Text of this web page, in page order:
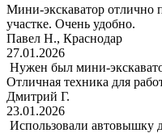
Мини-экскаватор отлично
участке. Очень удобно.
Павел Н., Краснодар
27.01.2026
Нужен был мини-
Отличная техника для
Дмитрий Г.
23.01.2026
Использовали автовышку